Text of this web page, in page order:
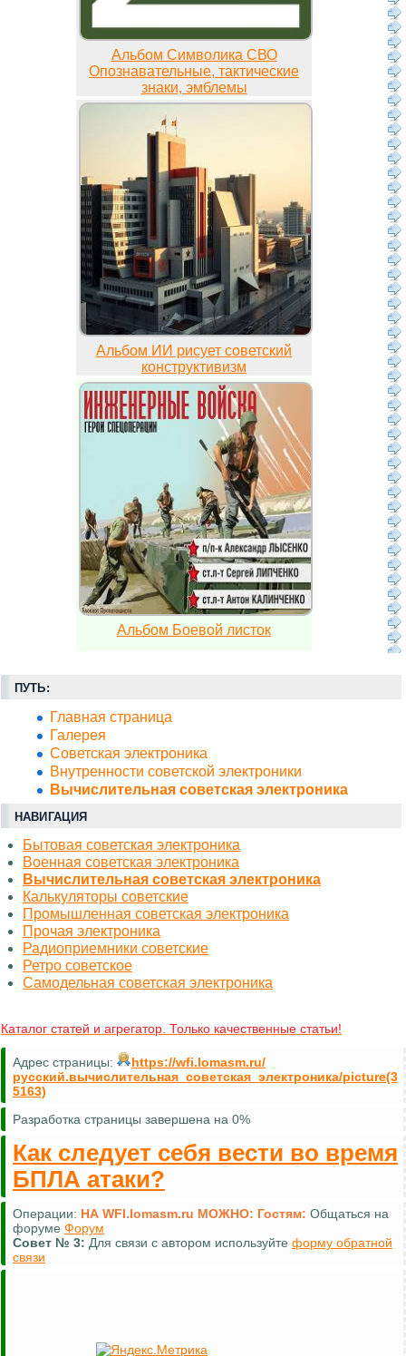
Альбом Символика СВО
Опознавательные, тактические
знаки, эмблемы
Альбом ИИ рисует советский
конструктивизм
Альбом Боевой листок
ПУТЬ:
Главная страница
Галерея
Советская электроника
Внутренности советской электроники
Вычислительная советская электроника
НАВИГАЦИЯ
Бытовая советская электроника
Военная советская электроника
Вычислительная советская электроника
Калькуляторы советские
Промышленная советская электроника
Прочая электроника
Радиоприемники советские
Ретро советское
Самодельная советская электроника
Каталог статей и агрегатор. Только качественные статьи!
Адрес страницы:
https://wfi.lomasm.ru/
русский.вычислительная_советская_электроника/picture(3
5163)
Разработка страницы завершена на 0%
Как следует себя вести во время
БПЛА атаки?
Операции: НА WFI.lomasm.ru МОЖНО: Гостям: Общаться на
форуме Форум
Совет № 3: Для связи с автором используйте форму обратной
связи